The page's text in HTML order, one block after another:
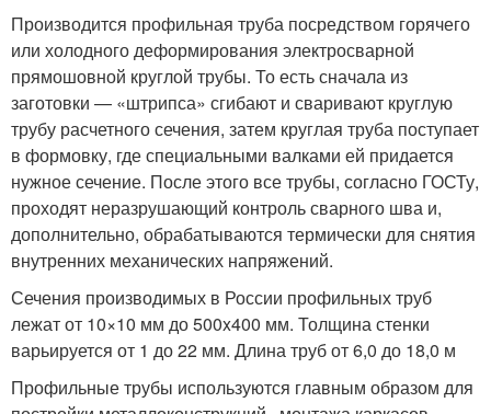
Производится профильная труба посредством горячего
или холодного деформирования электросварной
прямошовной круглой трубы. То есть сначала из
заготовки — «штрипса» сгибают и сваривают круглую
трубу расчетного сечения, затем круглая труба поступает
в формовку, где специальными валками ей придается
нужное сечение. После этого все трубы, согласно ГОСТу,
проходят неразрушающий контроль сварного шва и,
дополнительно, обрабатываются термически для снятия
внутренних механических напряжений.
Сечения производимых в России профильных труб
лежат от 10×10 мм до 500x400 мм. Толщина стенки
варьируется от 1 до 22 мм. Длина труб от 6,0 до 18,0 м
Профильные трубы используются главным образом для